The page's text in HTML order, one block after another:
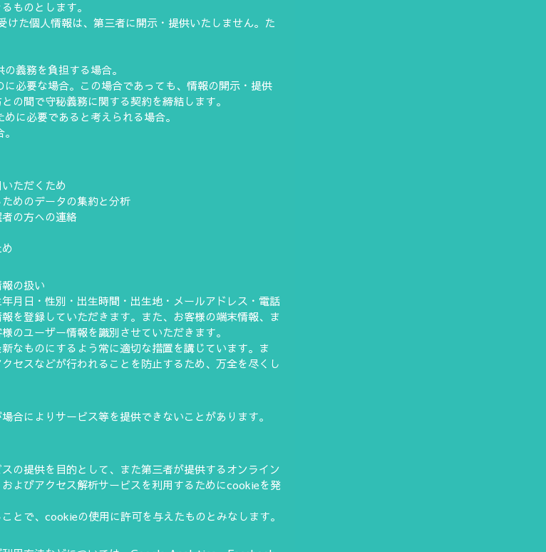
ものとします。
けた個人情報は、第三者に開示・提供いたしません。た
義務を負担する場合。
必要な場合。この場合であっても、情報の開示・提供
の間で守秘義務に関する契約を締結します。
に必要であると考えられる場合。
ただくため
めのデータの集約と分析
の方への連絡
の扱い
月日・性別・出生時間・出生地・メールアドレス・電話
を登録していただきます。また、お客様の端末情報、ま
のユーザー情報を識別させていただきます。
なものにするよう常に適切な措置を講じています。ま
セスなどが行われることを防止するため、万全を尽くし
合によりサービス等を提供できないことがあります。
の提供を目的として、また第三者が提供するオンライン
よびアクセス解析サービスを利用するためにcookieを発
とで、cookieの使用に許可を与えたものとみなします。